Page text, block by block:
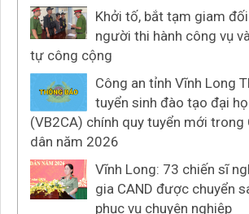
Khởi tố, bắt tạm giam
người thi hành công vụ
tự công cộng
Công an tỉnh Vĩnh Long
tuyển sinh đào tạo đại
(VB2CA) chính quy tuyển mới trong
dân năm 2026
Vĩnh Long: 73 chiến sĩ
gia CAND được chuyển
phục vụ chuyên nghiệp